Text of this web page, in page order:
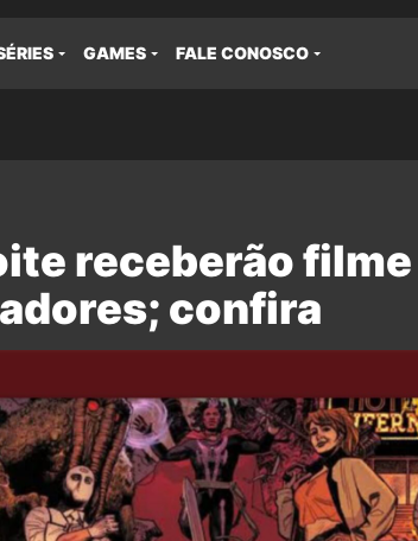
GAMES FALE CONOSCO
receberão filme
confira